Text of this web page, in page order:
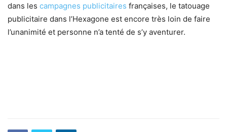
dans les campagnes publicitaires françaises, le tatouage
publicitaire dans l’Hexagone est encore très loin de faire
l’unanimité et personne n’a tenté de s’y aventurer.